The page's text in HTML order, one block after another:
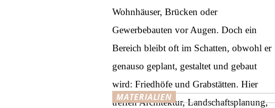
Wohnhäuser, Brücken oder
Gewerbebauten vor Augen. Doch ein
Bereich bleibt oft im Schatten, obwohl er
genauso geplant, gestaltet und gebaut
wird: Friedhöfe und Grabstätten. Hier
treffen Architektur, Landschaftsplanung,
MATERIALIEN